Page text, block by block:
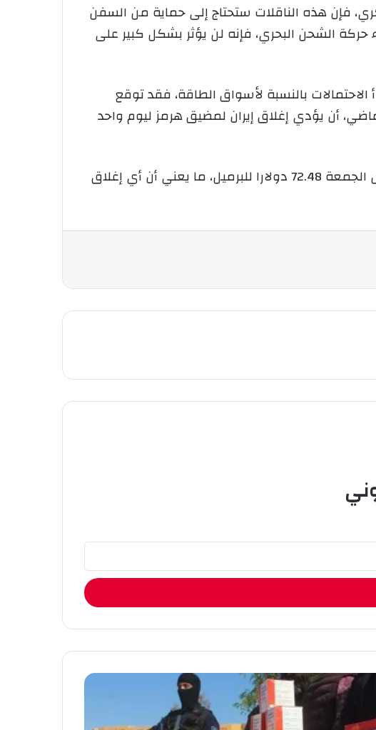
فإن هذه الناقلات ستحتاج إلى حماية من السفن
حركة الشحن البحري، فإنه لن يؤثر بشكل كبير على
بالنسبة لأسواق الطاقة، فقد توقع
أن يؤدي إغلاق إيران لمضيق هرمز ليوم واحد
وكان سعر خام برنت القياسي، المرجع العالمي لتسعير النفط، قد بلغ عند نهاية تداولات أمس الجمعة 72.48 دولارا للبرميل، ما يعني أن أي إغلاق